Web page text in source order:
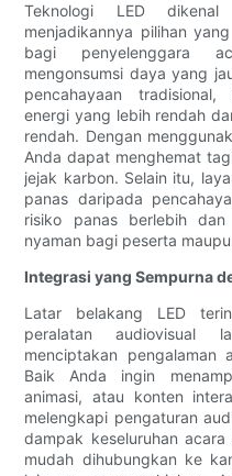
Teknologi LED dikenal
menjadikannya pilihan
bagi penyelenggara
mengonsumsi daya yang
pencahayaan
energi yang lebih rendah
rendah. Dengan
Anda dapat menghemat
jejak karbon. Selain itu,
panas daripada
risiko panas berlebih
nyaman bagi peserta
Integrasi yang Sempurna
Latar belakang LED
peralatan audiovisual
menciptakan pengalaman
Baik Anda ingin
animasi, atau konten
melengkapi pengaturan
dampak keseluruhan
mudah dihubungkan ke